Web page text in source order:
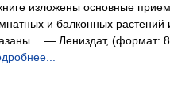
изложены основные
и балконных растений
— Лениздат, (формат: